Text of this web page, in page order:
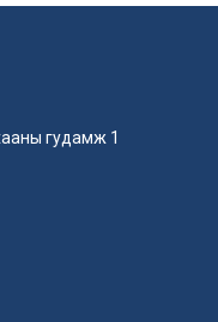
гудамж 1